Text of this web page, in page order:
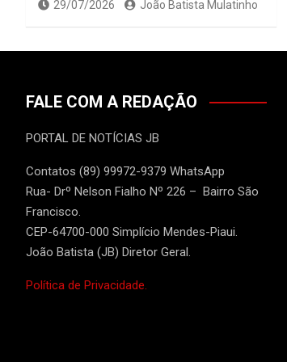
29/07/2026 João Batista Mulatinho
FALE COM A REDAÇÃO
PORTAL DE NOTÍCIAS JB
Contatos (89) 99972-9379 WhatsApp
Rua- Drº Nelson Fialho Nº 226 – Bairro São
Francisco.
CEP-64700-000 Simplício Mendes-Piaui.
João Batista (JB) Diretor Geral.
Política de Privacidade.